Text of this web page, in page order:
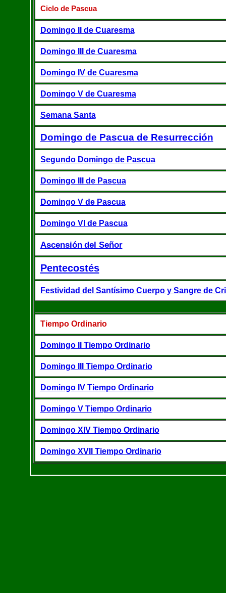
Ciclo de Pascua
Domingo II de Cuaresma
Domingo III de Cuaresma
Domingo IV de Cuaresma
Domingo V de Cuaresma
Semana Santa
Domingo de Pascua de Resurrección
Segundo Domingo de Pascua
Domingo III de Pascua
Domingo V de Pascua
Domingo VI de Pascua
Ascensión del Señor
Pentecostés
Festividad del Santísimo Cuerpo y Sangre de
Tiempo Ordinario
Domingo II Tiempo Ordinario
Domingo III Tiempo Ordinario
Domingo IV Tiempo Ordinario
Domingo V Tiempo Ordinario
Domingo XIV Tiempo Ordinario
Domingo XVII Tiempo Ordinario